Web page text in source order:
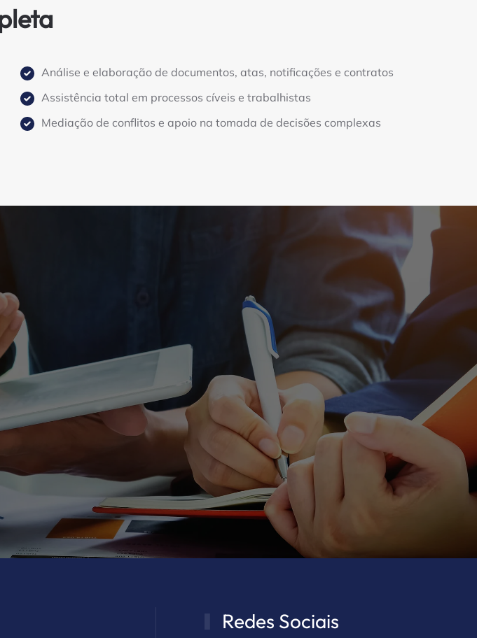
Análise e elaboração de documentos, atas, notificações e contratos
Assistência total em processos cíveis e trabalhistas
Mediação de conflitos e apoio na tomada de decisões complexas
Redes Sociais